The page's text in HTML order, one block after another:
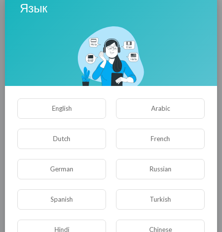
сделать апгрейд спектакля. И теперь зритель
версию. Римейк смог посмотреть и
тамбовский зритель в рамках состоявшихся
Помимо спектакля «Пришел мужчина к
женщине. Новая версия» театр привез в
то ты во фраке», поставленный в 1994 году
и сменивший несколько актерских составов.
Петренко, и Альберт Филозов, и Любовь
Чернов, и Эммануил Виторган, и Владимир
Язык
English Arabic
Dutch French
German Russian
Spanish Turkish
Hindi Chinese